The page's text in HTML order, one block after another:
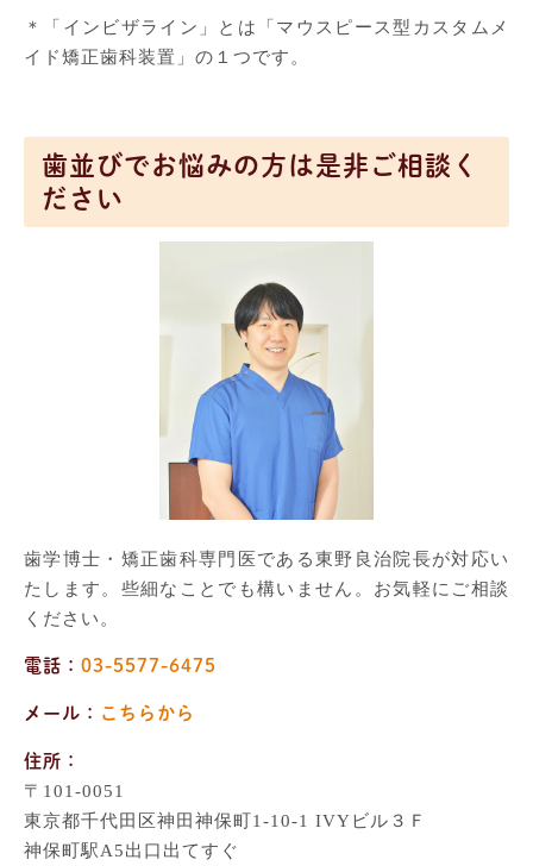
＊「インビザライン」とは「マウスピース型カスタムメ
イド矯正歯科装置」の１つです。
歯並びでお悩みの方は是非ご相談く
ださい
歯学博士・矯正歯科専門医である東野良治院長が対応い
たします。些細なことでも構いません。お気軽にご相談
ください。
電話： 03-5577-6475
メール： こちらから
住所：
〒101-0051
東京都千代田区神田神保町1-10-1 IVYビル３Ｆ
神保町駅A5出口出てすぐ